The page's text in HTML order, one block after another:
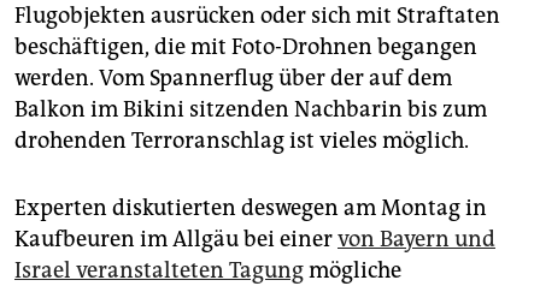
epaper login
Flugobjekten ausrücken oder sich mit Straftaten
beschäftigen, die mit Foto-Drohnen begangen
werden. Vom Spannerflug über der auf dem
Balkon im Bikini sitzenden Nachbarin bis zum
drohenden Terroranschlag ist vieles möglich.
Experten diskutierten deswegen am Montag in
Kaufbeuren im Allgäu bei einervon Bayern und
Israel veranstalteten Tagungmögliche